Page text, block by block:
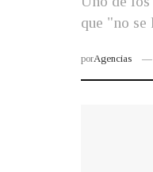
que "no se
porAgencias